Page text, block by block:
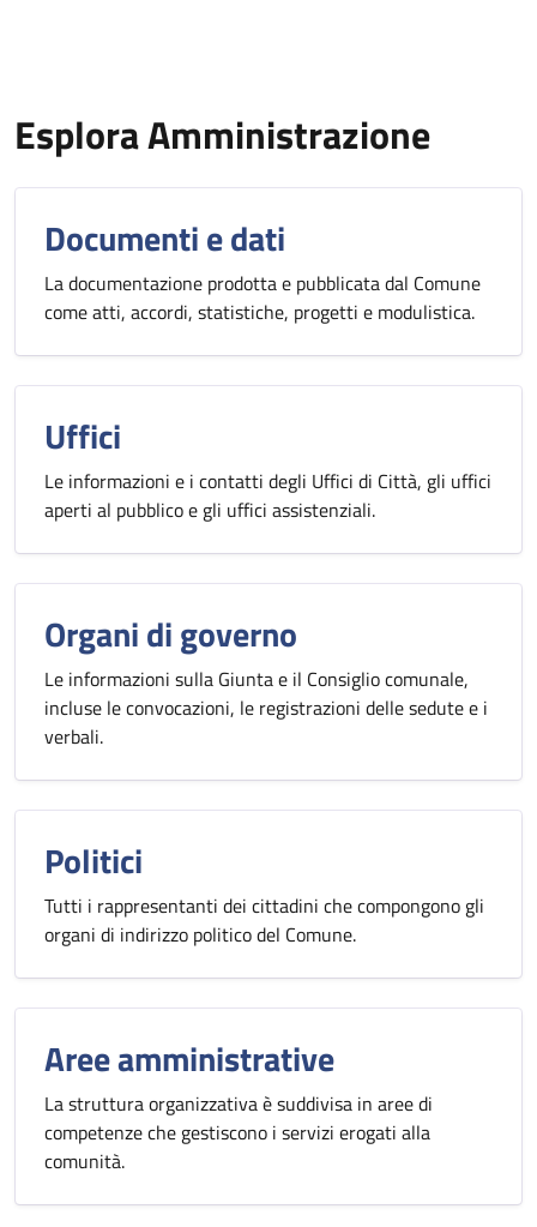
Esplora Amministrazione
Documenti e dati
La documentazione prodotta e pubblicata dal Comune
come atti, accordi, statistiche, progetti e modulistica.
Uffici
Le informazioni e i contatti degli Uffici di Città, gli uffici
aperti al pubblico e gli uffici assistenziali.
Organi di governo
Le informazioni sulla Giunta e il Consiglio comunale,
incluse le convocazioni, le registrazioni delle sedute e i
verbali.
Politici
Tutti i rappresentanti dei cittadini che compongono gli
organi di indirizzo politico del Comune.
Aree amministrative
La struttura organizzativa è suddivisa in aree di
competenze che gestiscono i servizi erogati alla
comunità.